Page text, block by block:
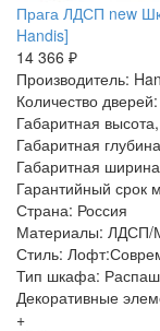
Прага ЛДСП new
Handis]
14 366 ₽
Производитель:
Количество
Габаритная
Габаритная
Габаритная
Гарантийный срок
Страна: Россия
Материалы:
Стиль:
Тип шкафа:
Декоративные
+